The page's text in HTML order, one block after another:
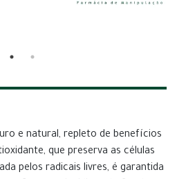
e natural, repleto de benefícios
que preserva as células
pelos radicais livres, é garantida